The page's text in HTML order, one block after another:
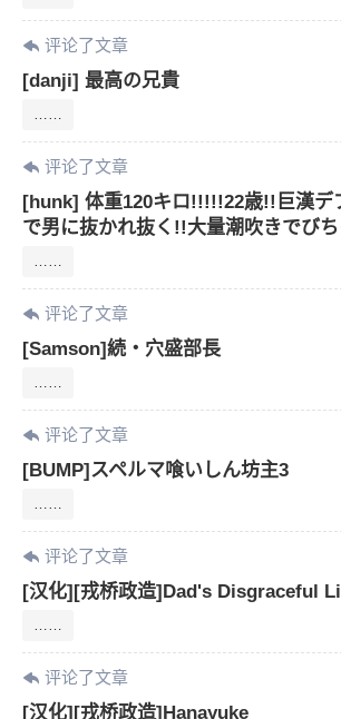
评论了文章
[danji] 最高の兄貴
评论了文章
[hunk] 体重120キロ!!!!!22歳!!巨漢デ
で男に抜かれ抜く!!大量潮吹きでび
评论了文章
[Samson]続・穴盛部長
评论了文章
[BUMP]スペルマ喰いしん坊主3
评论了文章
[汉化][戎桥政造]Dad's Disgraceful
评论了文章
[汉化][戎桥政造]Hanayuke
您没有权限发布内容，请购买会员或
限。
忘记密码？